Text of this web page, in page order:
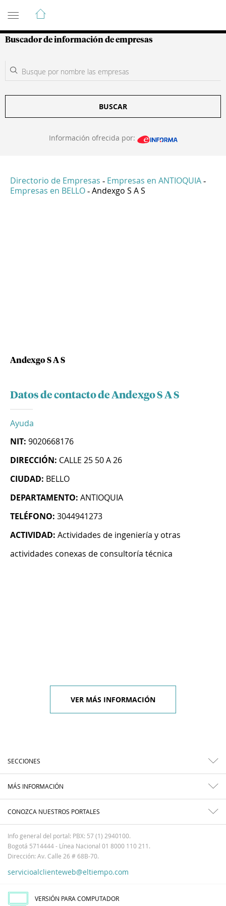
Guía de Empresas Colombianas
Buscador de información de empresas
BUSCAR
Información ofrecida por:
Directorio de Empresas - Empresas en ANTIOQUIA -
Empresas en BELLO - Andexgo S A S
Andexgo S A S
Datos de contacto de Andexgo S A S
Ayuda
NIT: 9020668176
DIRECCIÓN: CALLE 25 50 A 26
CIUDAD: BELLO
DEPARTAMENTO: ANTIOQUIA
TELÉFONO: 3044941273
ACTIVIDAD: Actividades de ingeniería y otras
actividades conexas de consultoría técnica
VER MÁS INFORMACIÓN
SECCIONES
MÁS INFORMACIÓN
CONOZCA NUESTROS PORTALES
Info general del portal: PBX: 57 (1) 2940100.
Bogotá 5714444 - Línea Nacional 01 8000 110 211.
Dirección: Av. Calle 26 # 68B-70.
servicioalclienteweb@eltiempo.com
VERSIÓN PARA COMPUTADOR